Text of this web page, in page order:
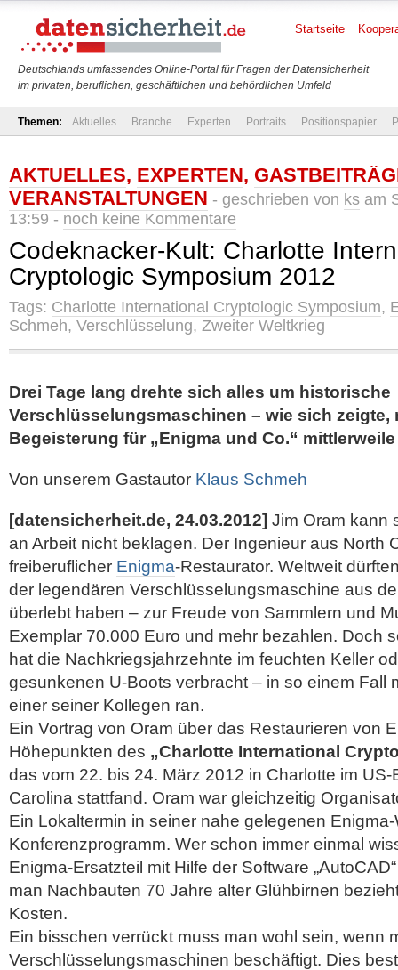
Deutschlands umfassendes Online-Portal für Fragen der Datensicherheit
im privaten, beruflichen, geschäftlichen und behördlichen Umfeld
Startseite
Themen: Aktuelles Branche Experten Portraits Positionspapier
AKTUELLES, EXPERTEN,
VERANSTALTUNGEN - geschrieben von ks am
13:59 - noch keine Kommentare
Codeknacker-Kult: Charlotte
Cryptologic Symposium 2012
Tags: Charlotte International Cryptologic Symposium,
Schmeh, Verschlüsselung, Zweiter Weltkrieg
Drei Tage lang drehte sich alles um historische
Verschlüsselungsmaschinen – wie sich zeigte,
Begeisterung für „Enigma und Co.“
Von unserem Gastautor Klaus Schmeh
[datensicherheit.de, 24.03.2012] Jim Oram kann
an Arbeit nicht beklagen. Der Ingenieur aus North
freiberuflicher Enigma-Restaurator. Weltweit
der legendären Verschlüsselungsmaschine aus
überlebt haben – zur Freude von Sammlern und
Exemplar 70.000 Euro und mehr bezahlen. Doch
hat die Nachkriegsjahrzehnte im feuchten Keller
gesunkenen U-Boots verbracht – in so einem Fall
einer seiner Kollegen ran.
Ein Vortrag von Oram über das Restaurieren von
Höhepunkten des „Charlotte International
das vom 22. bis 24. März 2012 in Charlotte im
Carolina stattfand. Oram war gleichzeitig
Ein Lokaltermin in seiner nahe gelegenen
Konferenzprogramm. Wer schon immer einmal
Enigma-Ersatzteil mit Hilfe der Software
man Nachbauten 70 Jahre alter Glühbirnen
Kosten.
Ein bisschen verrückt muss man wohl sein, wenn
Verschlüsselungsmaschinen beschäftigt. Dies